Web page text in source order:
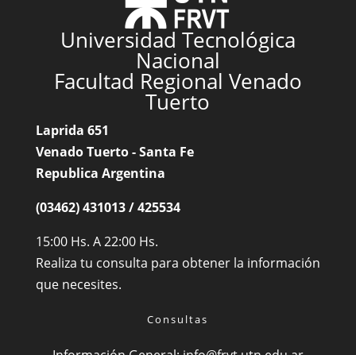
Universidad Tecnológica
Nacional
Facultad Regional Venado
Tuerto
Laprida 651
Venado Tuerto - Santa Fe
Republica Argentina
(03462) 431013 / 425534
15:00 Hs. A 22:00 Hs.
Realiza tu consulta para obtener la información
que necesites.
Consultas